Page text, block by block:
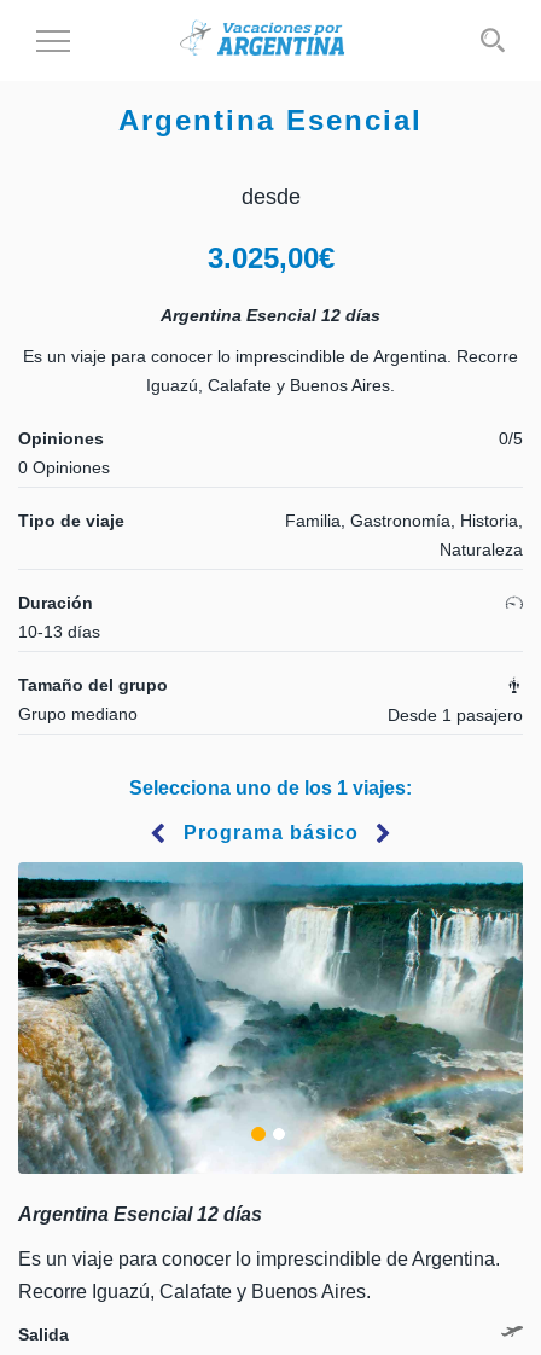
Cambiar
Argentina Esencial
desde
3.025,00€
Argentina Esencial 12 días
Es un viaje para conocer lo imprescindible de Argentina. Recorre
Iguazú, Calafate y Buenos Aires.
Opiniones
0 Opiniones
0/5
Tipo de viaje
Familia, Gastronomía, Historia,
Naturaleza
Duración
10-13 días
Tamaño del grupo
Grupo mediano
Desde 1 pasajero
Selecciona uno de los 1 viajes:
Programa básico
Argentina Esencial 12 días
Es un viaje para conocer lo imprescindible de Argentina.
Recorre Iguazú, Calafate y Buenos Aires.
Salida